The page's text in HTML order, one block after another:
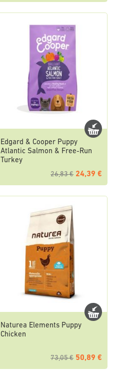
Edgard & Cooper Puppy
Atlantic Salmon & Free-Run
Turkey
26,83 € 24,39 €
Naturea Elements Puppy
Chicken
73,05 € 50,89 €